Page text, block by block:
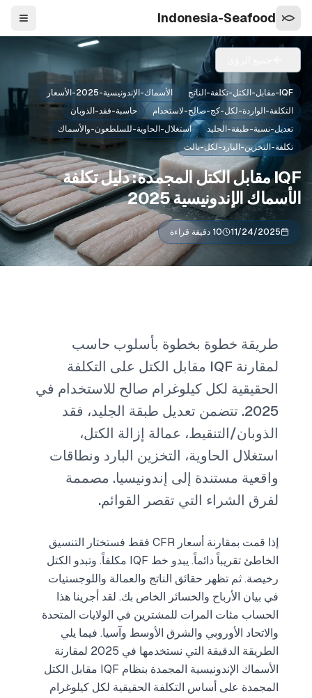
Indonesia-Seafood التنقل
IQF-مقابل-الكتل-تكلفة-الناتج
الأسماك-الإندونيسية-2025-الأسعار
التكلفة-الواردة-لكل-كج-صالِح-لاستخدام
حاسبة-فقد-الذوبان
تعديل-نسبة-طبقة-الجليد
استغلال-الحاوية-للسلطعون-والأسماك
تكلفة-التخزين-البارد-لكل-بالت
IQF مقابل الكتل المجمدة: دليل تكلفة
الأسماك الإندونيسية 2025
11/24/2025 10 دقيقة قراءة
طريقة خطوة بخطوة بأسلوب حاسب
لمقارنة IQF مقابل الكتل على التكلفة
الحقيقية لكل كيلوغرام صالح للاستخدام في
2025. تتضمن تعديل طبقة الجليد، فقد
الذوبان/التنقيط، عمالة إزالة الكتل،
استغلال الحاوية، التخزين البارد ونطاقات
واقعية مستندة إلى إندونيسيا. مصممة
لفرق الشراء التي تقصر القوائم.
إذا قمت بمقارنة أسعار CFR فقط فستختار التنسيق
الخاطئ تقريباً دائماً. يبدو خط IQF مكلفاً. وتبدو الكتل
رخيصة. ثم تظهر حقائق الناتج والعمالة واللوجستيات
في بيان الأرباح والخسائر الخاص بك. لقد أجرينا هذا
الحساب مئات المرات للمشترين في الولايات المتحدة
والاتحاد الأوروبي والشرق الأوسط وآسيا. فيما يلي
الطريقة الدقيقة التي نستخدمها في 2025 لمقارنة
الأسماك الإندونيسية المجمدة بنظام IQF مقابل الكتل
المجمدة على أساس التكلفة الحقيقية لكل كيلوغرام